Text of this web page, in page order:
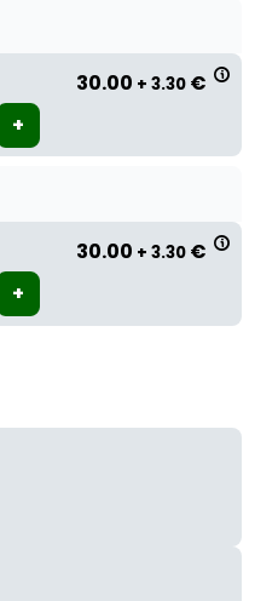
30.00 + 3.30 €
30.00 + 3.30 €